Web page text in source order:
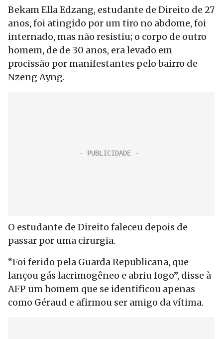
Bekam Ella Edzang, estudante de Direito de 27
anos, foi atingido por um tiro no abdome, foi
internado, mas não resistiu; o corpo de outro
homem, de de 30 anos, era levado em
procissão por manifestantes pelo bairro de
Nzeng Ayng.
O estudante de Direito faleceu depois de
passar por uma cirurgia.
“Foi ferido pela Guarda Republicana, que
lançou gás lacrimogêneo e abriu fogo”, disse à
AFP um homem que se identificou apenas
como Géraud e afirmou ser amigo da vítima.